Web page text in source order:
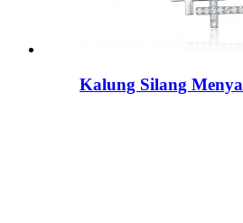
Kalung Silang